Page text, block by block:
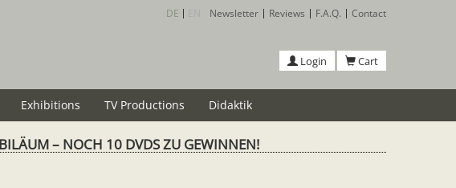
DE Newsletter Reviews F.A.Q. Contact
Login Cart
Exhibitions TV Productions Didaktik
– NOCH 10 DVDS ZU GEWINNEN!